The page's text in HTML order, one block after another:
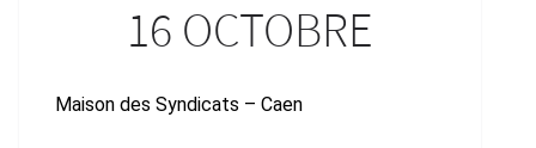
16 OCTOBRE
Maison des Syndicats – Caen